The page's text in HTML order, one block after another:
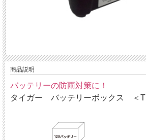
商品説明
バッテリーの防雨対策に！
タイガー バッテリーボックス ＜